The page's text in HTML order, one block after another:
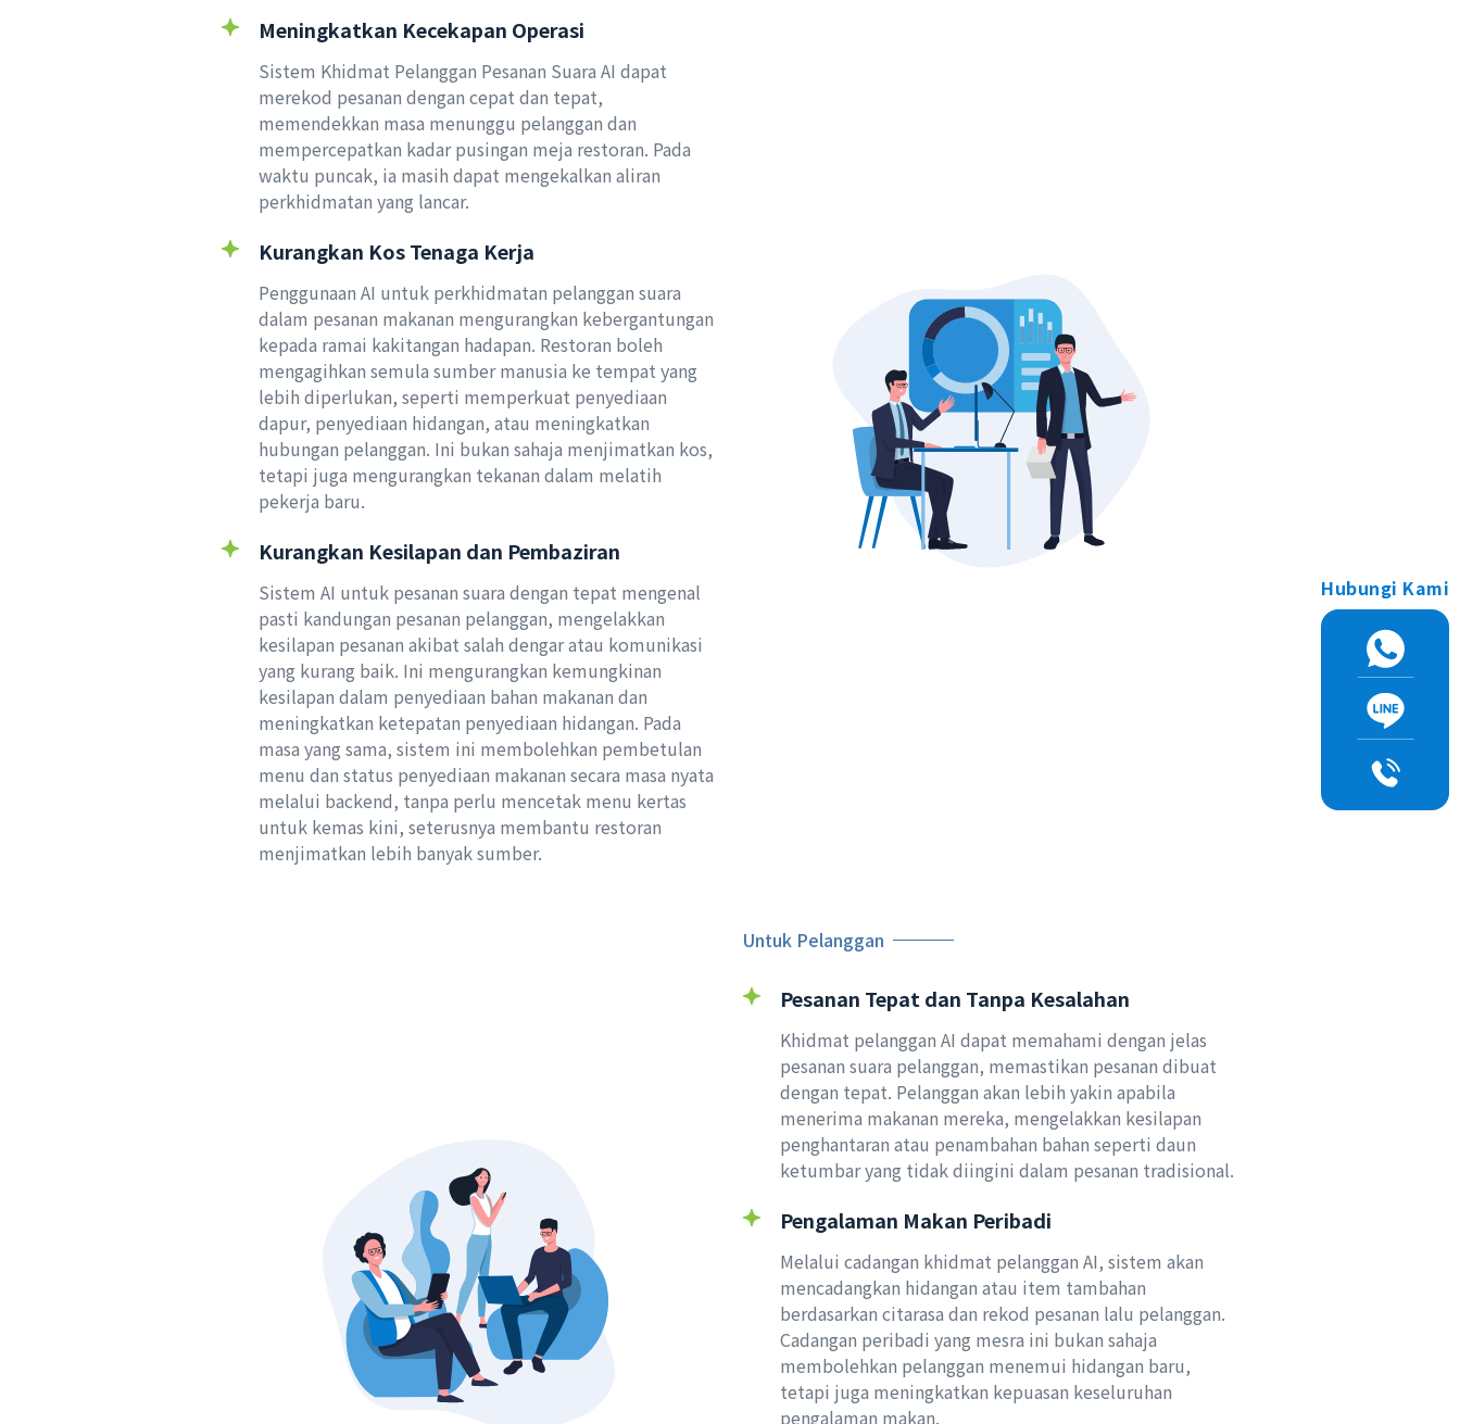
Meningkatkan Kecekapan Operasi
Sistem Khidmat Pelanggan Pesanan Suara AI dapat
merekod pesanan dengan cepat dan tepat,
memendekkan masa menunggu pelanggan dan
mempercepatkan kadar pusingan meja restoran. Pada
waktu puncak, ia masih dapat mengekalkan aliran
perkhidmatan yang lancar.
Kurangkan Kos Tenaga Kerja
Penggunaan AI untuk perkhidmatan pelanggan suara
dalam pesanan makanan mengurangkan kebergantungan
kepada ramai kakitangan hadapan. Restoran boleh
mengagihkan semula sumber manusia ke tempat yang
lebih diperlukan, seperti memperkuat penyediaan
dapur, penyediaan hidangan, atau meningkatkan
hubungan pelanggan. Ini bukan sahaja menjimatkan kos,
tetapi juga mengurangkan tekanan dalam melatih
pekerja baru.
Kurangkan Kesilapan dan Pembaziran
Sistem AI untuk pesanan suara dengan tepat mengenal
pasti kandungan pesanan pelanggan, mengelakkan
kesilapan pesanan akibat salah dengar atau komunikasi
yang kurang baik. Ini mengurangkan kemungkinan
kesilapan dalam penyediaan bahan makanan dan
meningkatkan ketepatan penyediaan hidangan. Pada
masa yang sama, sistem ini membolehkan pembetulan
menu dan status penyediaan makanan secara masa nyata
melalui backend, tanpa perlu mencetak menu kertas
untuk kemas kini, seterusnya membantu restoran
menjimatkan lebih banyak sumber.
Untuk Pelanggan
Pesanan Tepat dan Tanpa Kesalahan
Khidmat pelanggan AI dapat memahami dengan jelas
pesanan suara pelanggan, memastikan pesanan dibuat
dengan tepat. Pelanggan akan lebih yakin apabila
menerima makanan mereka, mengelakkan kesilapan
penghantaran atau penambahan bahan seperti daun
ketumbar yang tidak diingini dalam pesanan tradisional.
Pengalaman Makan Peribadi
Melalui cadangan khidmat pelanggan AI, sistem akan
mencadangkan hidangan atau item tambahan
berdasarkan citarasa dan rekod pesanan lalu pelanggan.
Cadangan peribadi yang mesra ini bukan sahaja
membolehkan pelanggan menemui hidangan baru,
tetapi juga meningkatkan kepuasan keseluruhan
pengalaman makan.
Hubungi Kami